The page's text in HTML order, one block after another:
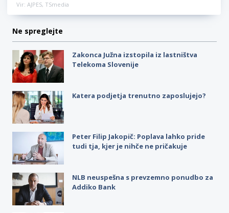
Vir: AJPES, TSmedia
Ne spreglejte
Zakonca Južna izstopila iz lastništva
Telekoma Slovenije
Katera podjetja trenutno zaposlujejo?
Peter Filip Jakopič: Poplava lahko pride
tudi tja, kjer je nihče ne pričakuje
NLB neuspešna s prevzemno ponudbo za
Addiko Bank